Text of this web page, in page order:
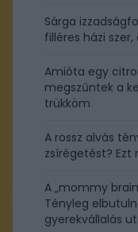
Sárga
filléres házi
Amióta egy
megszűntek a
trükköm
A rossz alvás
zsírégetést?
A „mommy
Tényleg
gyerekvállalás